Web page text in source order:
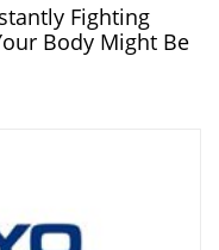
Fighting
Body Might Be